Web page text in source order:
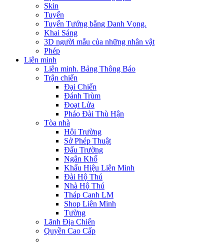
Skin
Tuyển
Tuyển Tướng bằng Danh Vọng.
Khai Sáng
3D người mẫu của những nhân vật
Phép
Liên minh
Liên minh. Bảng Thông Báo
Trận chiến
Đại Chiến
Đánh Trùm
Đoạt Lửa
Pháo Đài Thù Hận
Tòa nhà
Hội Trường
Sở Phép Thuật
Đấu Trường
Ngân Khố
Khẩu Hiệu Liên Minh
Đài Hộ Thú
Nhà Hộ Thú
Tháp Canh LM
Shop Liên Minh
Tường
Lãnh Địa Chiến
Quyền Cao Cấp